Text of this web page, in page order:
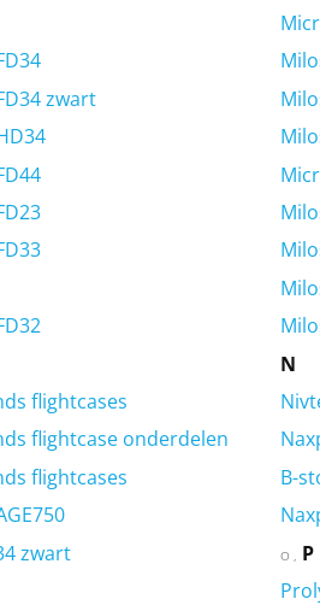
zwart
flightcases
flightcase onderdelen
flightcases
zwart
N
B-
O
P